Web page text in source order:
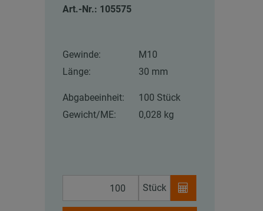
Art.-Nr.: 105575
Gewinde:
M10
Länge:
30 mm
Abgabeeinheit:
100 Stück
Gewicht/ME:
0,028 kg
Stück